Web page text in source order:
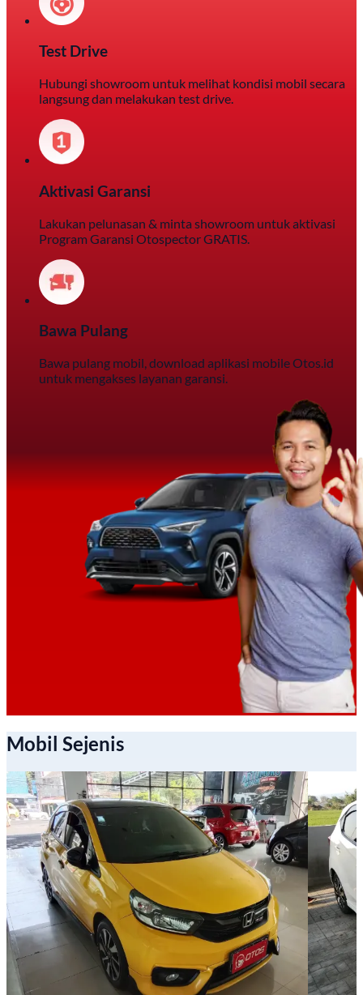
Test Drive
Hubungi showroom untuk melihat kondisi mobil secara
langsung dan melakukan test drive.
Aktivasi Garansi
Lakukan pelunasan & minta showroom untuk aktivasi
Program Garansi Otospector GRATIS.
Bawa Pulang
Bawa pulang mobil, download aplikasi mobile Otos.id
untuk mengakses layanan garansi.
Mobil Sejenis